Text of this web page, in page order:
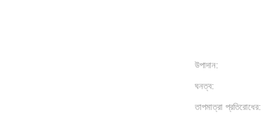
উপাদান:
ঘনত্ব:
তাপমাত্রা প্রতিরোধের: